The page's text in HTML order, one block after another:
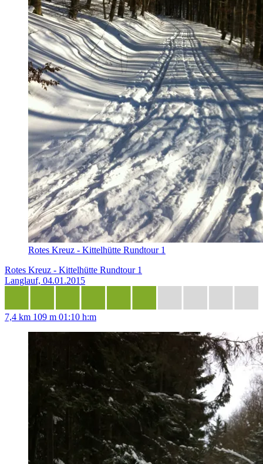
Rotes Kreuz - Kittelhütte Rundtour 1
Rotes Kreuz - Kittelhütte Rundtour 1
Langlauf, 04.01.2015
7,4 km 109 m 01:10 h:m